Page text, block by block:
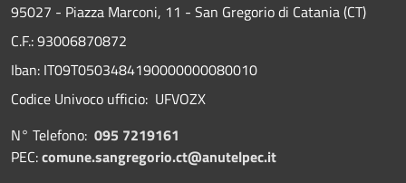
95027 - Piazza Marconi, 11 - San Gregorio di Catania (CT)
C.F.: 93006870872
Iban: IT09T0503484190000000080010
Codice Univoco ufficio: UFVOZX
N° Telefono: 095 7219161
PEC:comune.sangregorio.ct@anutelpec.it